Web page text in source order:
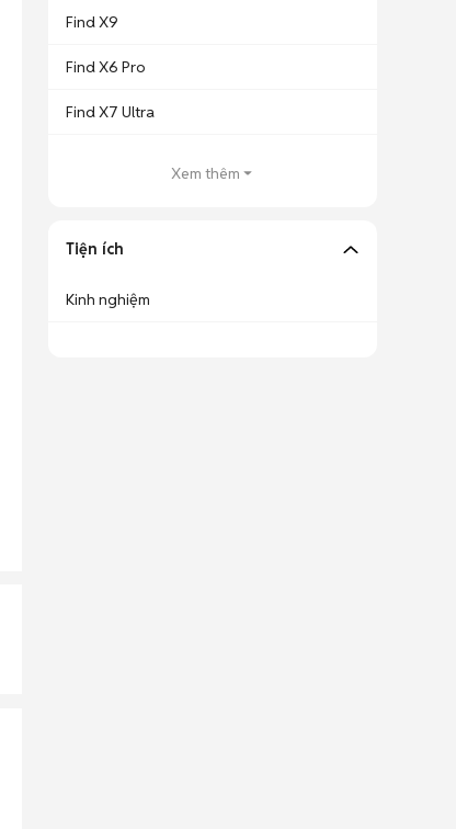
Find X9
Find X6 Pro
Find X7 Ultra
Xem thêm
Tiện ích
Kinh nghiệm